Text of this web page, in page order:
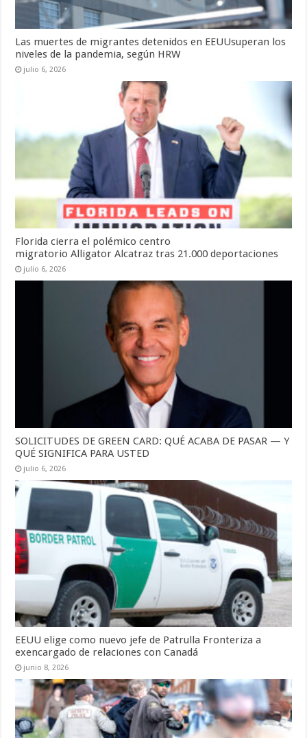
Las muertes de migrantes detenidos en EEUUsuperan los
niveles de la pandemia, según HRW
julio 6, 2026
Florida cierra el polémico centro
migratorio Alligator Alcatraz tras 21.000 deportaciones
julio 6, 2026
SOLICITUDES DE GREEN CARD: QUÉ ACABA DE PASAR — Y
QUÉ SIGNIFICA PARA USTED
julio 6, 2026
EEUU elige como nuevo jefe de Patrulla Fronteriza a
exencargado de relaciones con Canadá
junio 8, 2026